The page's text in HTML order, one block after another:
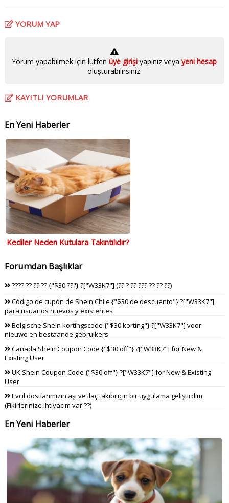
YORUM YAP
Yorum yapabilmek için lütfenüye girişiyapınız veya yeni hesap
oluşturabilirsiniz.
KAYITLI YORUMLAR
En Yeni Haberler
Kediler Neden Kutulara Takıntılıdır?
Forumdan Başlıklar
???? ?? ?? ?? {"$30 ??"} ?["W33K7"] (?? ? ?? ??? ?? ?? ??)
Código de cupón de Shein Chile {"$30 de descuento"} ?["W33K7"]
para usuarios nuevos y existentes
Belgische Shein kortingscode {"$30 korting"} ?["W33K7"] voor
nieuwe en bestaande gebruikers
Canada Shein Coupon Code {"$30 off"} ?["W33K7"] for New &
Existing User
UK Shein Coupon Code {"$30 off"} ?["W33K7"] for New & Existing
User
Evcil dostlarımızın aşı ve ilaç takibi için bir uygulama geliştirdim
(Fikirlerinize ihtiyacım var ??)
En Yeni Haberler